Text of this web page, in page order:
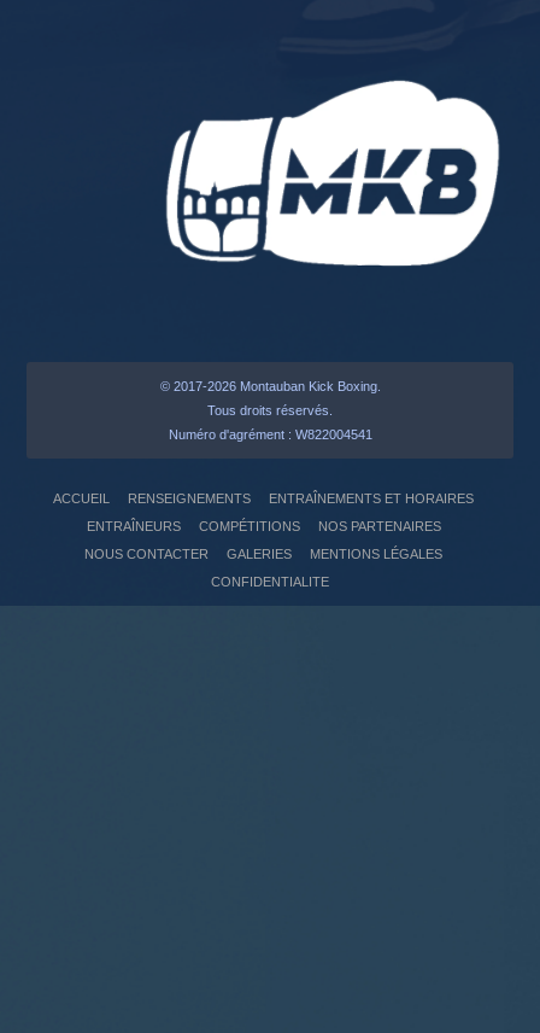
© 2017-2026 Montauban Kick Boxing.
Tous droits réservés.
Numéro d'agrément : W822004541
ACCUEIL RENSEIGNEMENTS
ENTRAÎNEMENTS ET HORAIRES
ENTRAÎNEURS
COMPÉTITIONS
NOS PARTENAIRES
NOUS CONTACTER
GALERIES
MENTIONS LÉGALES
CONFIDENTIALITE